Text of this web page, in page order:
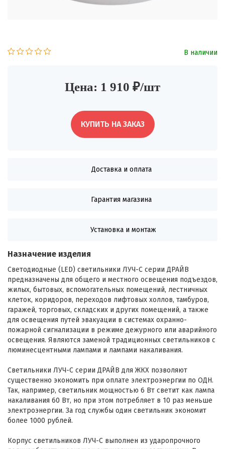
В наличии
Цена: 1 910 ₽/шт
КУПИТЬ НА ЗАКАЗ
Доставка и оплата
Гарантия магазина
Установка и монтаж
Назначение изделия
Светодиодные (LED) светильники ЛУЧ-С серии ДРАЙВ
предназначены для общего и местного освещения подъездов,
жилых, бытовых, вспомогательных помещений, лестничных
клеток, коридоров, переходов лифтовых холлов, тамбуров,
гаражей, торговых, складских и других помещений, а также
для освещения путей эвакуации в системах охранно-
пожарной сигнализации в режиме дежурного или аварийного
освещения. Являются заменой традиционных светильников с
люминесцентными лампами и лампами накаливания.
Светильники ЛУЧ-С серии ДРАЙВ для ЖКХ позволяют
существенно экономить при оплате электроэнергии по ОДН.
Так, например, светильник мощностью 6 Вт светит как лампа
накаливания 60 Вт, но при этом потребляет в 10 раз меньше
электроэнергии. За год службы один светильник экономит
более 1000 рублей.
Корпус светильников ЛУЧ-С выполнен из ударопрочного